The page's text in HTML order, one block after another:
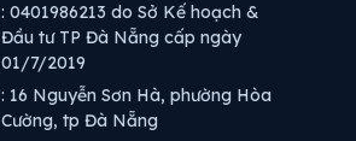
: 0401986213 do Sở Kế hoạch &
Đầu tư TP Đà Nẵng cấp ngày
01/7/2019
: 16 Nguyễn Sơn Hà, phường Hòa
Cường, tp Đà Nẵng